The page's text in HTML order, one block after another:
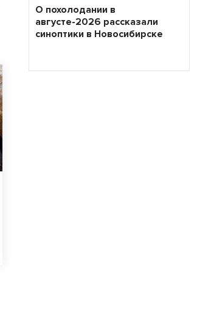
О похолодании в
августе-2026 рассказали
синоптики в Новосибирске